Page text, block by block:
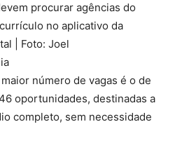
procurar agências do
no aplicativo da
| Foto: Joel
número de vagas é o de
oportunidades, destinadas a
completo, sem necessidade